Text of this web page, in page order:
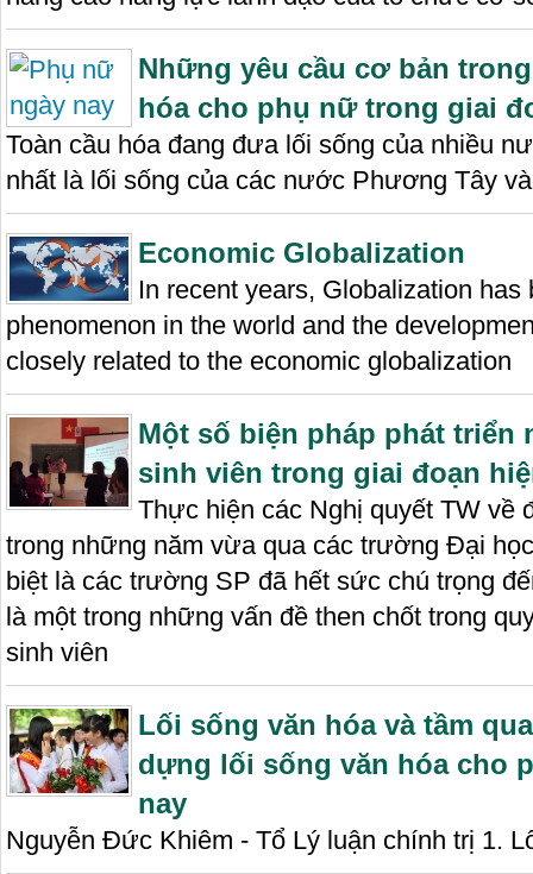
Những yêu cầu cơ bản
hóa cho phụ nữ trong giai
Toàn cầu hóa đang đưa lối sống của nhiều
nhất là lối sống của các nước Phương Tây
Economic Globalization
In recent years, Globalization
phenomenon in the world and the
closely related to the economic globalization
Một số biện pháp phát triển
sinh viên trong giai đoạn
Thực hiện các Nghị quyết TW về
trong những năm vừa qua các trường Đại
biệt là các trường SP đã hết sức chú trọng
là một trong những vấn đề then chốt trong
sinh viên
Lối sống văn hóa và tầm
dựng lối sống văn hóa cho
nay
Nguyễn Đức Khiêm - Tổ Lý luận chính trị 1.